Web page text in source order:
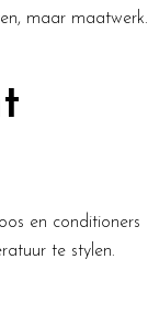
maar maatwerk.
en conditioners
te stylen.